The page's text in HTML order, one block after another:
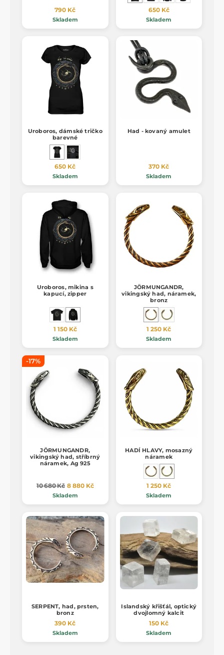
790 Kč
Skladem
650 Kč
Skladem
Uroboros, dámské tričko
barevné
650 Kč
Skladem
Had - kovaný amulet
370 Kč
Skladem
Uroboros, mikina s
kapucí, zipper
1 150 Kč
Skladem
JÖRMUNGANDR,
vikingský had, náramek,
bronz
1 250 Kč
Skladem
-17%
JÖRMUNGANDR,
vikingský had, stříbrný
náramek, Ag 925
10 680 Kč 8 880 Kč
Skladem
HADÍ HLAVY, mosazný
náramek
1 250 Kč
Skladem
SERPENT, had, prsten,
bronz
390 Kč
Skladem
Islandský křišťál, optický
dvojlomný kalcit
150 Kč
Skladem